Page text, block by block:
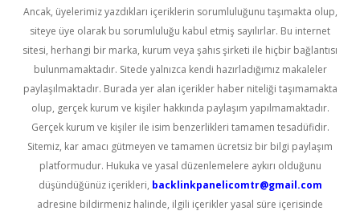
Ancak, üyelerimiz yazdıkları içeriklerin sorumluluğunu taşımakta olup,
siteye üye olarak bu sorumluluğu kabul etmiş sayılırlar. Bu internet
sitesi, herhangi bir marka, kurum veya şahıs şirketi ile hiçbir bağlantısı
bulunmamaktadır. Sitede yalnızca kendi hazırladığımız makaleler
paylaşılmaktadır. Burada yer alan içerikler haber niteliği taşımamakta
olup, gerçek kurum ve kişiler hakkında paylaşım yapılmamaktadır.
Gerçek kurum ve kişiler ile isim benzerlikleri tamamen tesadüfidir.
Sitemiz, kar amacı gütmeyen ve tamamen ücretsiz bir bilgi paylaşım
platformudur. Hukuka ve yasal düzenlemelere aykırı olduğunu
düşündüğünüz içerikleri, backlinkpanelicomtr@gmail.com
adresine bildirmeniz halinde, ilgili içerikler yasal süre içerisinde